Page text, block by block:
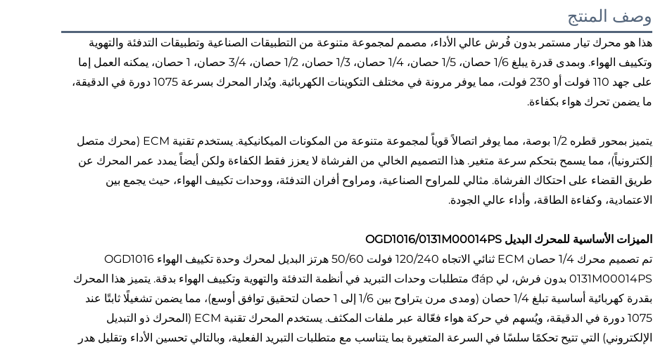
وصف المنتج
هذا هو محرك تيار مستمر بدون فُرش عالي الأداء، مصمم لمجموعة متنوعة من التطبيقات الصناعية وتطبيقات التدفئة والتهوية
وتكييف الهواء. وبمدى قدرة يبلغ 1/6 حصان، 1/5 حصان، 1/4 حصان، 1/3 حصان، 1/2 حصان، 3/4 حصان، 1 حصان، يمكنه العمل إما
على جهد 110 فولت أو 230 فولت، مما يوفر مرونة في مختلف التكوينات الكهربائية. ويُدار المحرك بسرعة 1075 دورة في الدقيقة،
ما يضمن تحرك هواء بكفاءة.
يتميز بمحور قطره 1/2 بوصة، مما يوفر اتصالاً قوياً لمجموعة متنوعة من المكونات الميكانيكية. يستخدم تقنية ECM (محرك متصل
إلكترونياً)، مما يسمح بتحكم سرعة متغير. هذا التصميم الخالي من الفرشاة لا يعزز فقط الكفاءة ولكن أيضاً يمدد عمر المحرك عن
طريق القضاء على احتكاك الفرشاة. مثالي للمراوح الصناعية، ومراوح أفران التدفئة، ووحدات تكييف الهواء، حيث يجمع بين
الاعتمادية، وكفاءة الطاقة، وأداء عالي الجودة.
الميزات الأساسية للمحرك البديل OGD1016/0131M00014PS
تم تصميم محرك 1/4 حصان ECM ثنائي الاتجاه 120/240 فولت 50/60 هرتز البديل لمحرك وحدة تكييف الهواء OGD1016
0131M00014PS بدون فرش، لي đáp متطلبات وحدات التبريد في أنظمة التدفئة والتهوية وتكييف الهواء بدقة. يتميز هذا المحرك
بقدرة كهربائية أساسية تبلغ 1/4 حصان (ومدى مرن يتراوح بين 1/6 إلى 1 حصان لتحقيق توافق أوسع)، مما يضمن تشغيلًا ثابتًا عند
1075 دورة في الدقيقة، ويُسهم في حركة هواء فعّالة عبر ملفات المكثف. يستخدم المحرك تقنية ECM (المحرك ذو التبديل
الإلكتروني) التي تتيح تحكمًا سلسًا في السرعة المتغيرة بما يتناسب مع متطلبات التبريد الفعلية، وبالتالي تحسين الأداء وتقليل هدر